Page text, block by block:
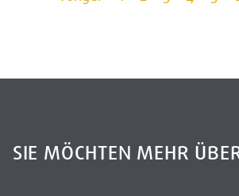
SIE MÖCHTEN MEHR